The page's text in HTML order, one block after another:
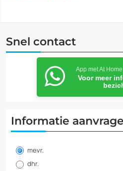
Snel contact
App met At
Voor meer
Informatie
aanvragen
mevr.
dhr.